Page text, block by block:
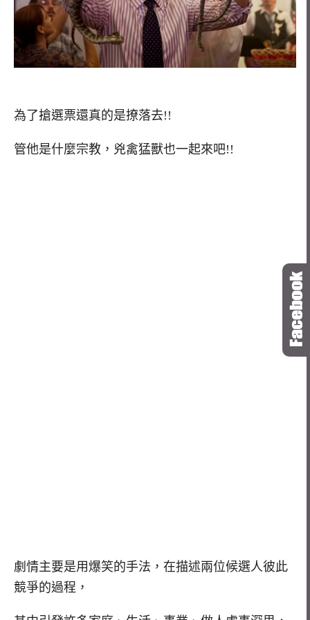
為了搶選票還真的是撩落去!!
管他是什麼宗教，兇禽猛獸也一起來吧!!
劇情主要是用爆笑的手法，在描述兩位候選人彼此
競爭的過程，